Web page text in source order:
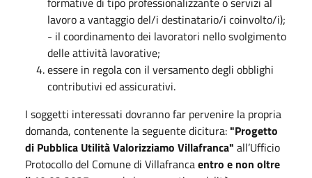
lavoro a vantaggio del/i destinatario/i coinvolto/i);
- il coordinamento dei lavoratori nello svolgimento
delle attività lavorative;
essere in regola con il versamento degli obblighi
contributivi ed assicurativi.
I soggetti interessati dovranno far pervenire la propria
domanda, contenente la seguente dicitura:"Progetto
di Pubblica Utilità Valorizziamo Villafranca" all’Ufficio
Protocollo del Comune di Villafrancaentro e non oltre